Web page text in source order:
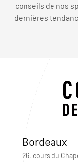
conseils de nos
dernières
Bordeaux
26, cours du